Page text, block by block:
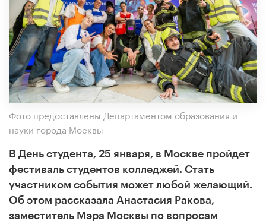
Фото предоставлены Департаментом образования и
науки города Москвы
В День студента, 25 января, в Москве пройдет
фестиваль студентов колледжей. Стать
участником события может любой желающий.
Об этом рассказала Анастасия Ракова,
заместитель Мэра Москвы по вопросам